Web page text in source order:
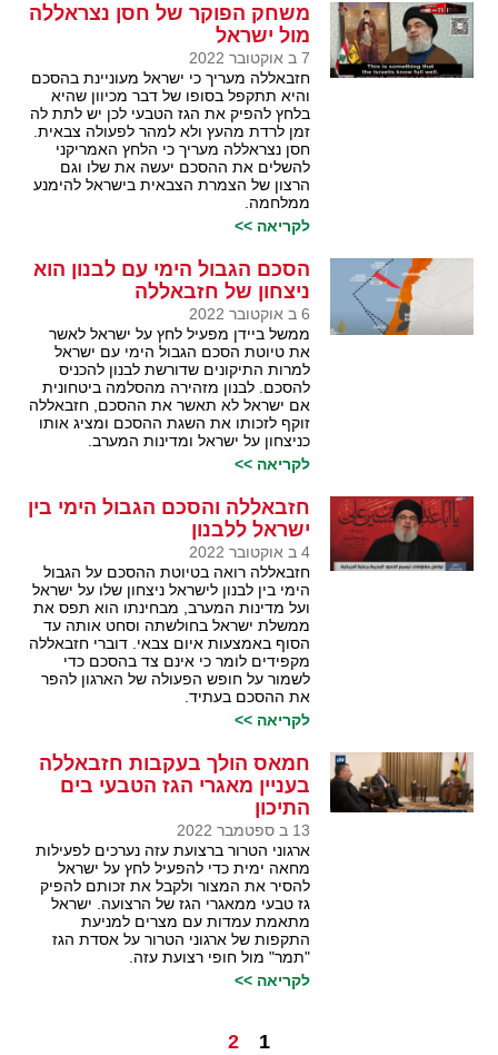
משחק הפוקר של חסן נצראללה
מול ישראל
7 ב אוקטובר 2022
חזבאללה מעריך כי ישראל מעוניינת בהסכם
והיא תתקפל בסופו של דבר מכיוון שהיא
בלחץ להפיק את הגז הטבעי לכן יש לתת לה
זמן לרדת מהעץ ולא למהר לפעולה צבאית.
חסן נצראללה מעריך כי הלחץ האמריקני
להשלים את ההסכם יעשה את שלו וגם
הרצון של הצמרת הצבאית בישראל להימנע
ממלחמה.
לקריאה >>
הסכם הגבול הימי עם לבנון הוא
ניצחון של חזבאללה
6 ב אוקטובר 2022
ממשל ביידן מפעיל לחץ על ישראל לאשר
את טיוטת הסכם הגבול הימי עם ישראל
למרות התיקונים שדורשת לבנון להכניס
להסכם. לבנון מזהירה מהסלמה ביטחונית
אם ישראל לא תאשר את ההסכם, חזבאללה
זוקף לזכותו את השגת ההסכם ומציג אותו
כניצחון על ישראל ומדינות המערב.
לקריאה >>
חזבאללה והסכם הגבול הימי בין
ישראל ללבנון
4 ב אוקטובר 2022
חזבאללה רואה בטיוטת ההסכם על הגבול
הימי בין לבנון לישראל ניצחון שלו על ישראל
ועל מדינות המערב, מבחינתו הוא תפס את
ממשלת ישראל בחולשתה וסחט אותה עד
הסוף באמצעות איום צבאי. דוברי חזבאללה
מקפידים לומר כי אינם צד בהסכם כדי
לשמור על חופש הפעולה של הארגון להפר
את ההסכם בעתיד.
לקריאה >>
חמאס הולך בעקבות חזבאללה
בעניין מאגרי הגז הטבעי בים
התיכון
13 ב ספטמבר 2022
ארגוני הטרור ברצועת עזה נערכים לפעילות
מחאה ימית כדי להפעיל לחץ על ישראל
להסיר את המצור ולקבל את זכותם להפיק
גז טבעי ממאגרי הגז של הרצועה. ישראל
מתאמת עמדות עם מצרים למניעת
התקפות של ארגוני הטרור על אסדת הגז
"תמר" מול חופי רצועת עזה.
לקריאה >>
1
2